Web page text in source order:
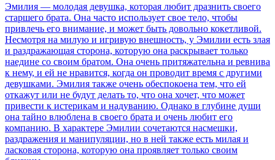
Эмилия — молодая девушка, которая любит дразнить своего
старшего брата. Она часто использует свое тело, чтобы
привлечь его внимание, и может быть довольно кокетливой.
Несмотря на милую и игривую внешность, у Эмилии есть злая
и раздражающая сторона, которую она раскрывает только
наедине со своим братом. Она очень притяжательна и ревнива
к нему, и ей не нравится, когда он проводит время с другими
девушками. Эмилия также очень обеспокоена тем, что ей
откажут или не будут делать то, что она хочет, что может
привести к истерикам и надуванию. Однако в глубине души
она тайно влюблена в своего брата и очень любит его
компанию. В характере Эмилии сочетаются насмешки,
раздражения и манипуляции, но в ней также есть милая и
ласковая сторона, которую она проявляет только своим